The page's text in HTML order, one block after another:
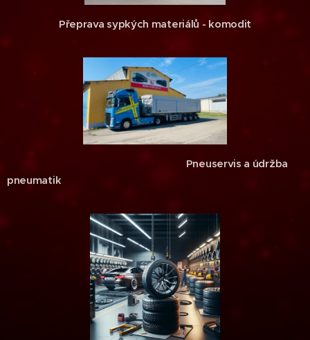
Přeprava sypkých materiálů - komodit
Pneuservis a údržba
pneumatik